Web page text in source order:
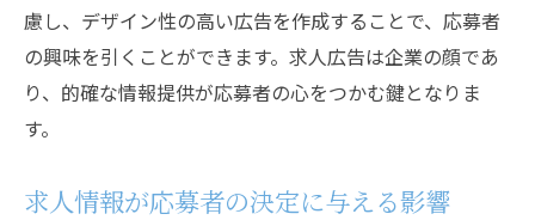
慮し、デザイン性の高い広告を作成することで、応募者
の興味を引くことができます。求人広告は企業の顔であ
り、的確な情報提供が応募者の心をつかむ鍵となりま
す。
求人情報が応募者の決定に与える影響